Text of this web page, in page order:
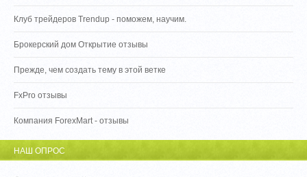
Клуб трейдеров Trendup - поможем, научим.
Брокерский дом Открытие отзывы
Прежде, чем создать тему в этой ветке
FxPro отзывы
Компания ForexMart - отзывы
НАШ ОПРОС